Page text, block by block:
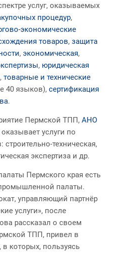
услуг, оказываемых
процедур,
экономические
товаров, защита
, экономическая,
, юридическая
, товарные и технические
40 языков), сертификация
.
Пермской ТПП, АНО
оказывает услуги по
техническая,
экспертиза и др.
Пермского края есть
палаты.
управляющий партнёр
услуги», после
рассказал о своем
ТПП, привел в
которых, пользуясь